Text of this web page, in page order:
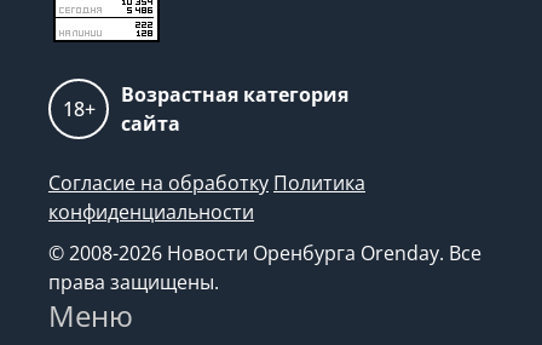
18+
Возрастная категория
сайта
Согласие на обработку Политика
конфиденциальности
© 2008-2026 Новости Оренбурга Orenday. Все
права защищены.
Меню